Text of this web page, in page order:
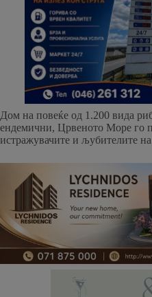
Дом на повеќе од 1.200 вида
ендемични, Црвеното Море го
истражувачите и љубителите